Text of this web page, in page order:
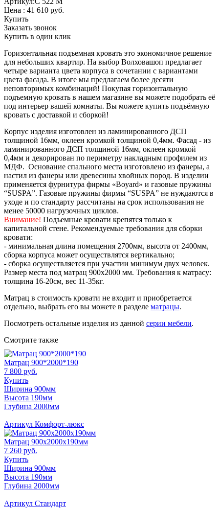
Цена : 41 610 руб.
Купить
Заказать звонок
Купить в один клик
Горизонтальная подъемная кровать это экономичное решение
для небольших квартир. На выбор Волховашоп предлагает
четыре варианта цвета корпуса в сочетании с вариантами
цвета фасада. В итоге мы предлагаем более десяти
неповторимых комбинаций! Покупая горизонтальную
подъемную кровать в нашем магазине вы можете подобрать её
под интерьер вашей комнаты. Вы можете купить подъёмную
кровать с доставкой и сборкой!
Корпус изделия изготовлен из ламинированного ДСП
толщиной 16мм, оклеен кромкой толщиной 0,4мм. Фасад - из
ламинированного ДСП толщиной 16мм, оклеен кромкой
0,4мм и декорирован по периметру накладным профилем из
МДФ. Основание спального места изготовлено из фанеры, а
настил из фанеры или древесины хвойных пород. В изделии
применяется фурнитура фирмы «Boyard» и газовые пружины
“SUSPA”. Газовые пружины фирмы “SUSPA” не нуждаются в
уходе и по стандарту рассчитаны на срок использования не
менее 50000 нагрузочных циклов.
Внимание! Подъемные кровати крепятся только к
капитальной стене. Рекомендуемые требования для сборки
кровати:
- минимальная длина помещения 2700мм, высота от 2400мм,
сборка корпуса может осуществлятся вертикально;
- сборка осуществляется при участии минимум двух человек.
Размер места под матрац 900х2000 мм. Требования к матрасу:
толщина 16-20см, вес 11-35кг.
Матрац в стоимость кровати не входит и приобретается
отдельно, выбрать его вы можете в разделе матрацы.
Посмотреть остальные изделия из данной серии мебели.
Смотрите также
Матрац 900*2000*190
7 800 руб.
Купить
Ширина 900мм
Высота 190мм
Глубина 2000мм
Артикул Комфорт-люкс
Матрац 900x2000x190мм
7 260 руб.
Купить
Ширина 900мм
Высота 190мм
Глубина 2000мм
Артикул Стандарт